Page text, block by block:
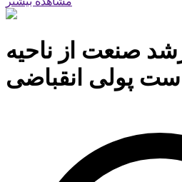
صنعت از ناحیه
پولی انقباضی